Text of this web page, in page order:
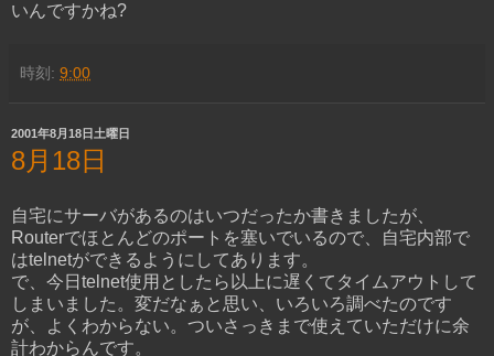
いんですかね?
時刻: 9:00
2001年8月18日土曜日
8月18日
自宅にサーバがあるのはいつだったか書きましたが、
Routerでほとんどのポートを塞いでいるので、自宅内部で
はtelnetができるようにしてあります。
で、今日telnet使用としたら以上に遅くてタイムアウトして
しまいました。変だなぁと思い、いろいろ調べたのです
が、よくわからない。ついさっきまで使えていただけに余
計わからんです。